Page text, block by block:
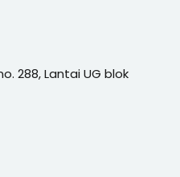
288, Lantai UG blok